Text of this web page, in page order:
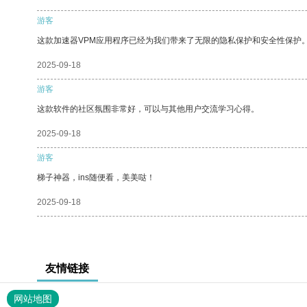
游客
这款加速器VPM应用程序已经为我们带来了无限的隐私保护和安全性保护
2025-09-18
游客
这款软件的社区氛围非常好，可以与其他用户交流学习心得。
2025-09-18
游客
梯子神器，ins随便看，美美哒！
2025-09-18
友情链接
网站地图